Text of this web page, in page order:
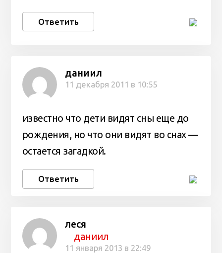
Ответить
даниил
11 декабря 2011 в 10:55
известно что дети видят сны еще до
рождения, но что они видят во снах —
остается загадкой.
Ответить
леся
даниил
11 января 2013 в 22:49